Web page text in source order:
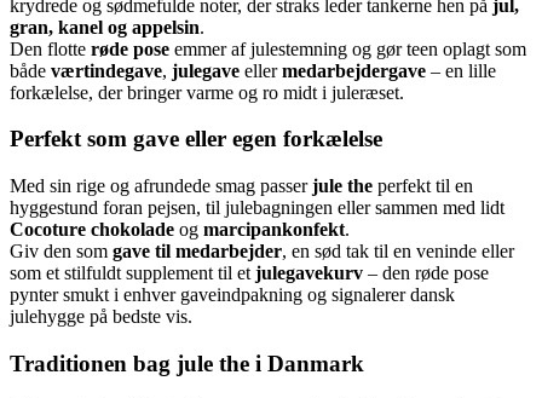
krydrede og sødmefulde noter, der straks leder tankerne hen på jul,
gran, kanel og appelsin.
Den flotte røde pose emmer af julestemning og gør teen oplagt som
både værtindegave, julegave ellermedarbejdergave – en lille
forkælelse, der bringer varme og ro midt i juleræset.
Perfekt som gave eller egen forkælelse
Med sin rige og afrundede smag passerjule the perfekt til en
hyggestund foran pejsen, til julebagningen eller sammen med lidt
Cocoture chokolade og marcipankonfekt.
Giv den som gave til medarbejder, en sød tak til en veninde eller
som et stilfuldt supplement til et julegavekurv – den røde pose
pynter smukt i enhver gaveindpakning og signalerer dansk
julehygge på bedste vis.
Traditionen bag jule the i Danmark